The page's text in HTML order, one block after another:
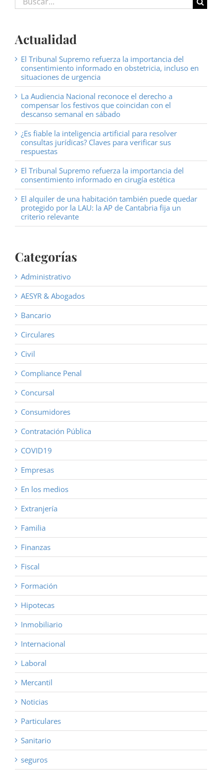
Actualidad
El Tribunal Supremo refuerza la importancia del
consentimiento informado en obstetricia, incluso en
situaciones de urgencia
La Audiencia Nacional reconoce el derecho a
compensar los festivos que coincidan con el
descanso semanal en sábado
¿Es fiable la inteligencia artificial para resolver
consultas jurídicas? Claves para verificar sus
respuestas
El Tribunal Supremo refuerza la importancia del
consentimiento informado en cirugía estética
El alquiler de una habitación también puede quedar
protegido por la LAU: la AP de Cantabria fija un
criterio relevante
Categorías
Administrativo
AESYR & Abogados
Bancario
Circulares
Civil
Compliance Penal
Concursal
Consumidores
Contratación Pública
COVID19
Empresas
En los medios
Extranjería
Familia
Finanzas
Fiscal
Formación
Hipotecas
Inmobiliario
Internacional
Laboral
Mercantil
Noticias
Particulares
Sanitario
seguros